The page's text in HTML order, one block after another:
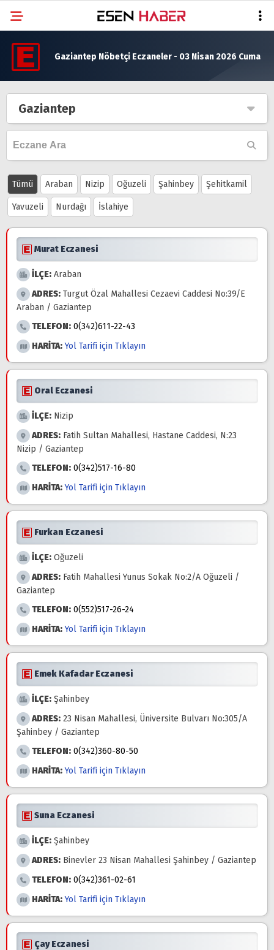
Gaziantep Nöbetçi Eczaneler - 03 Nisan 2026 Cuma
Gaziantep
Tümü Araban Nizip Oğuzeli Şahinbey Şehitkamil
Yavuzeli Nurdağı İslahiye
Murat Eczanesi
İLÇE: Araban
ADRES: Turgut Özal Mahallesi Cezaevi Caddesi No:39/E
Araban / Gaziantep
TELEFON: 0(342)611-22-43
HARİTA: Yol Tarifi için Tıklayın
Oral Eczanesi
İLÇE: Nizip
ADRES: Fatih Sultan Mahallesi, Hastane Caddesi, N:23
Nizip / Gaziantep
TELEFON: 0(342)517-16-80
HARİTA: Yol Tarifi için Tıklayın
Furkan Eczanesi
İLÇE: Oğuzeli
ADRES: Fatih Mahallesi Yunus Sokak No:2/A Oğuzeli /
Gaziantep
TELEFON: 0(552)517-26-24
HARİTA: Yol Tarifi için Tıklayın
Emek Kafadar Eczanesi
İLÇE: Şahinbey
ADRES: 23 Nisan Mahallesi, Üniversite Bulvarı No:305/A
Şahinbey / Gaziantep
TELEFON: 0(342)360-80-50
HARİTA: Yol Tarifi için Tıklayın
Suna Eczanesi
İLÇE: Şahinbey
ADRES: Binevler 23 Nisan Mahallesi Şahinbey / Gaziantep
TELEFON: 0(342)361-02-61
HARİTA: Yol Tarifi için Tıklayın
Çay Eczanesi